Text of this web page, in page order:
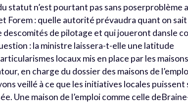
statut n’est pourtant pas sans poserproblème
Forem : quelle autorité prévaudra quant on sait
de pilotage et qui joueront dansle
: la ministre laissera-t-elle une latitude
locaux mis en place par les maisons
en charge du dossier des maisons de
veillé à ce que les initiatives locales puissent
Une maison de l’emploi comme celle